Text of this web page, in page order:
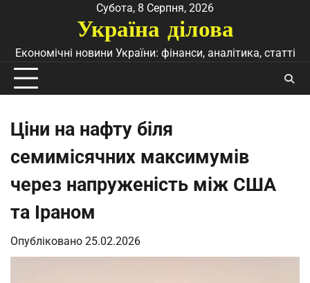
Субота, 8 Серпня, 2026
Україна ділова
Економічні новини України: фінанси, аналітика, статті
Ціни на нафту біля
семимісячних максимумів
через напруженість між США
та Іраном
Опубліковано 25.02.2026